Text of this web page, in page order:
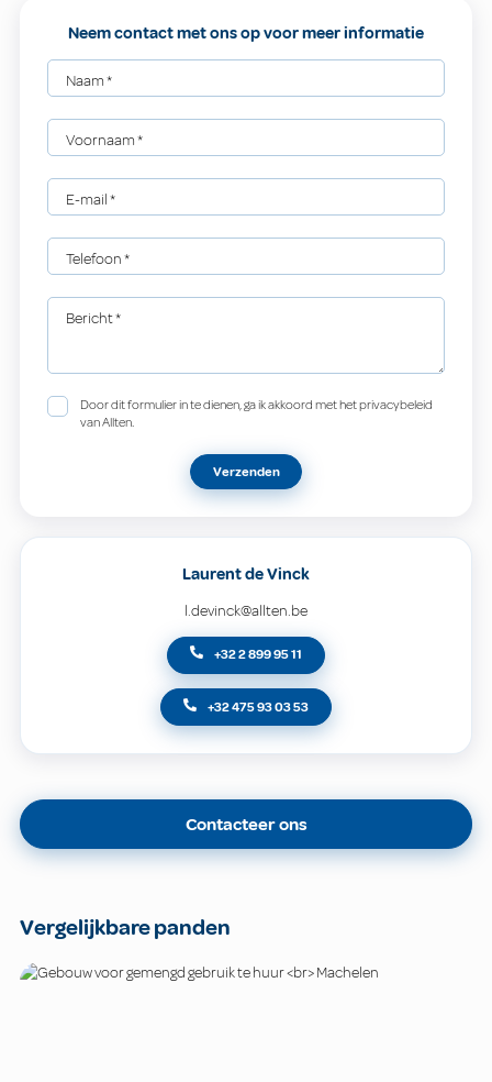
Neem contact met ons op voor meer informatie
Naam*
Voornaam*
E-mail*
Telefoon*
Bericht*
Door dit formulier in te dienen, ga ik akkoord met het privacybeleid
van Allten.
Verzenden
Laurent de Vinck
l.devinck@allten.be
+32 2 899 95 11
+32 475 93 03 53
Contacteer ons
Vergelijkbare panden